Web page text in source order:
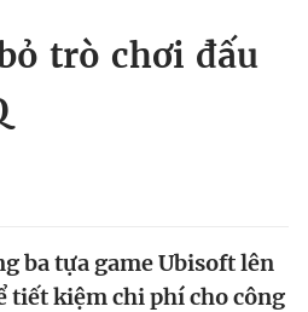
Tin 360
trò chơi đấu
ba tựa game Ubisoft lên
tiết kiệm chi phí cho công